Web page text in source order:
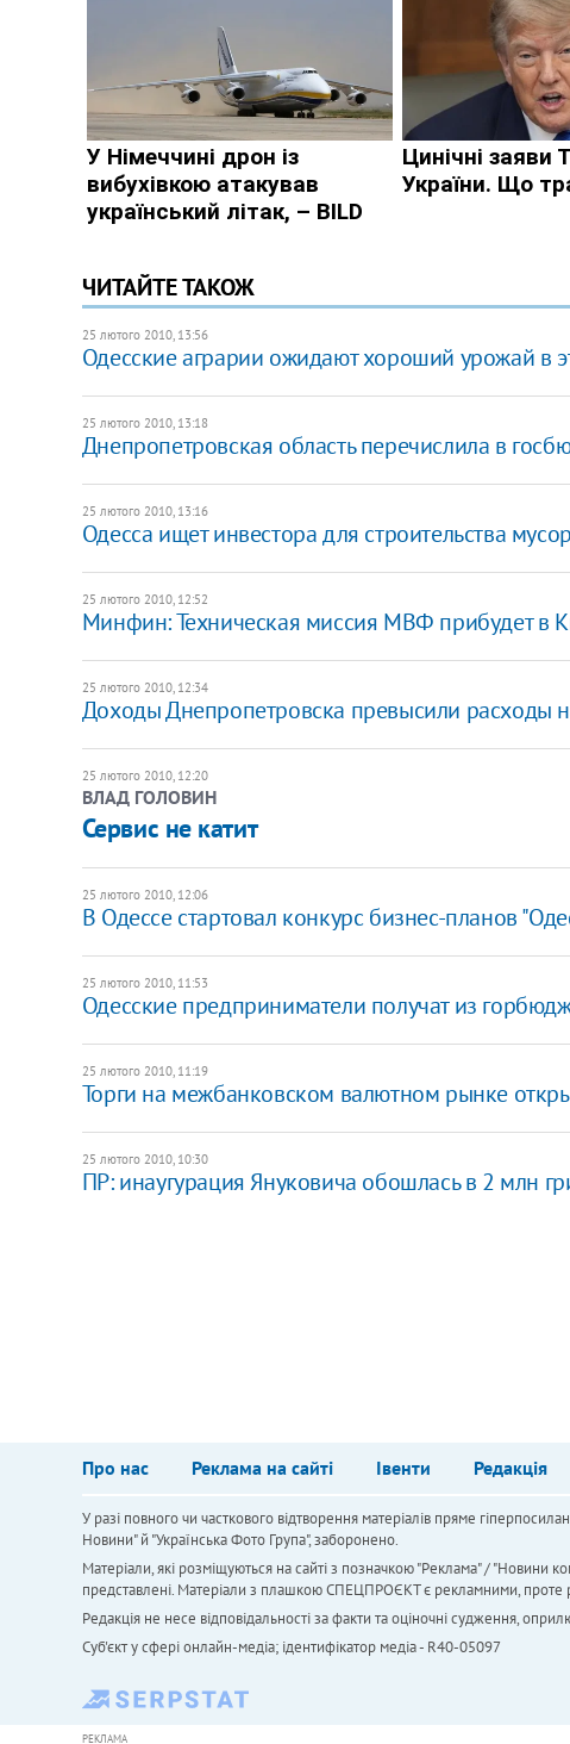
ЧИТАЙТЕ ТАКОЖ
25 лютого 2010, 13:56
Одесские аграрии ожидают хороший урожай в
25 лютого 2010, 13:18
Днепропетровская область перечислила в
25 лютого 2010, 13:16
Одесса ищет инвестора для строительства
25 лютого 2010, 12:52
Минфин: Техническая миссия МВФ прибудет в
25 лютого 2010, 12:34
Доходы Днепропетровска превысили расходы
25 лютого 2010, 12:20
ВЛАД ГОЛОВИН
Сервис не катит
25 лютого 2010, 12:06
В Одессе стартовал конкурс бизнес-планов
25 лютого 2010, 11:53
Одесские предприниматели получат из
25 лютого 2010, 11:19
Торги на межбанковском валютном рынке
25 лютого 2010, 10:30
ПР: инаугурация Януковича обошлась в 2 млн
Про нас Реклама на сайті Івенти Редакція
У разі повного чи часткового відтворення матеріалів пряме
Новини" й "Українська Фото Група", заборонено.
Матеріали, які розміщуються на сайті з позначкою "Реклама" / "Новини
представлені. Матеріали з плашкою СПЕЦПРОЄКТ є рекламними, проте
Редакція не несе відповідальності за факти та оціночні судження,
Cуб'єкт у сфері онлайн-медіа; ідентифікатор медіа - R40-05097
РЕКЛАМА